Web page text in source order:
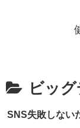
ビッ
SNS失敗しない